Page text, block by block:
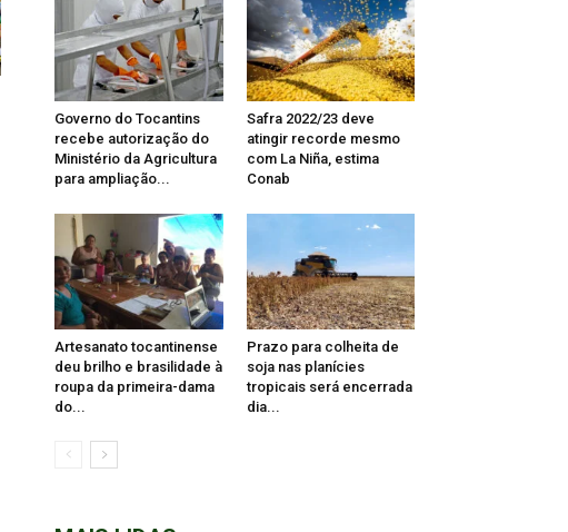
Governo do Tocantins
recebe autorização do
Ministério da Agricultura
para ampliação...
Safra 2022/23 deve
atingir recorde mesmo
com La Niña, estima
Conab
Artesanato tocantinense
deu brilho e brasilidade à
roupa da primeira-dama
do...
Prazo para colheita de
soja nas planícies
tropicais será encerrada
dia...